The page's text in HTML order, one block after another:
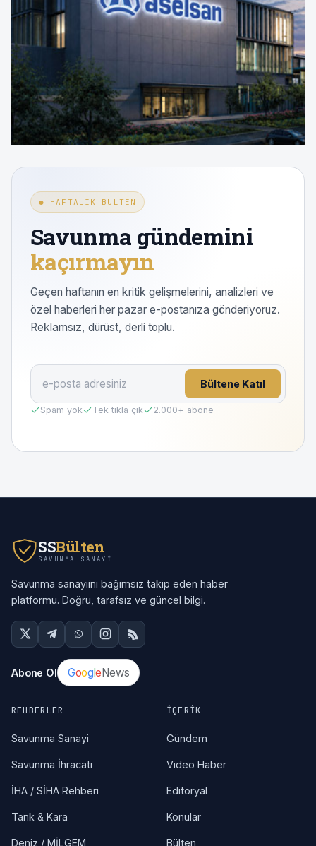
● HAFTALIK BÜLTEN
Savunma gündemini
kaçırmayın
Geçen haftanın en kritik gelişmelerini, analizleri ve
özel haberleri her pazar e-postanıza gönderiyoruz.
Reklamsız, dürüst, derli toplu.
Bültene Katıl
Spam yok Tek tıkla çık 2.000+ abone
SSBülten
SAVUNMA SANAYI
Savunma sanayiini bağımsız takip eden haber
platformu. Doğru, tarafsız ve güncel bilgi.
Abone Ol GoogleNews
REHBERLER
Savunma Sanayi
Savunma İhracatı
İHA / SİHA Rehberi
Tank & Kara
Deniz / MİLGEM
İÇERIK
Gündem
Video Haber
Editöryal
Konular
Bülten